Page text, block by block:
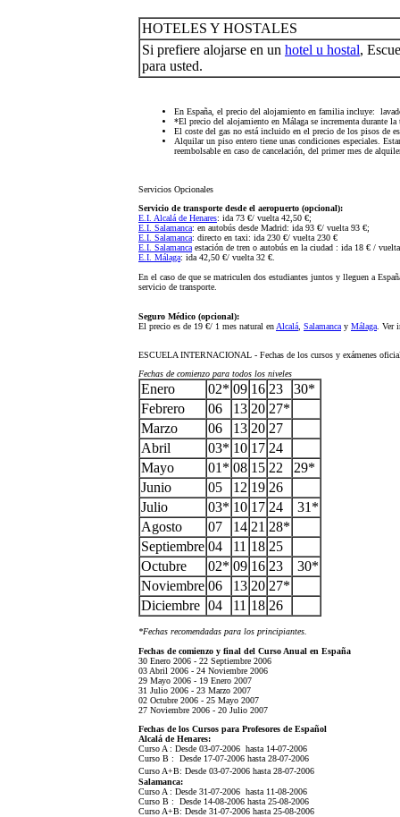
HOTELES Y HOSTALES
Si prefiere alojarse en un hotel u hostal,
para usted.
En España, el precio del alojamiento en familia incluye:
*El precio del alojamiento en Málaga se incrementa durante
El coste del gas no está incluido en el precio de los pisos de
Alquilar un piso entero tiene unas condiciones especiales.
reembolsable en caso de cancelación, del primer mes de
Servicios Opcionales
Servicio de transporte desde el aeropuerto (opcional):
E.I. Alcalá de Henares: ida 73 €/ vuelta 42,50 €;
E.I. Salamanca: en autobús desde Madrid: ida 93 €/ vuelta 93 €;
E.I. Salamanca: directo en taxi: ida 230 €/ vuelta 230 €
E.I. Salamanca estación de tren o autobús en la ciudad : ida 18 € /
E.I. Málaga: ida 42,50 €/ vuelta 32 €.
En el caso de que se matriculen dos estudiantes juntos y lleguen a
servicio de transporte.
Seguro Médico (opcional):
El precio es de 19 €/ 1 mes natural en Alcalá Salamanca y Málaga . Ver
ESCUELA INTERNACIONAL - Fechas de los cursos y exámenes
Fechas de comienzo para todos los niveles
Enero 02* 09 16 23
30*
Febrero
06 13 20 27*
Marzo
06 13 20 27
Abril
03* 10 17 24
Mayo
01* 08 15 22
29*
Junio
05 12 19 26
Julio
03* 10 17 24
31*
Agosto
07 14 21 28*
Septiembre 04 11 18 25
Octubre
02* 09 16 23
30*
Noviembre 06 13 20 27*
Diciembre 04 11 18 26
*Fechas recomendadas para los principiantes.
Fechas de comienzo y final del Curso Anual en España
30 Enero 2006 - 22 Septiembre 2006
03 Abril 2006 - 24 Noviembre 2006
29 Mayo 2006 - 19 Enero 2007
31 Julio 2006 - 23 Marzo 2007
02 Octubre 2006 - 25 Mayo 2007
27 Noviembre 2006 - 20 Julio 2007
Fechas de los Cursos para Profesores de Español
Alcalá de Henares:
Curso A : Desde 03-07-2006 hasta 14-07-2006
Curso B : Desde 17-07-2006 hasta 28-07-2006
Curso A+B: Desde 03-07-2006 hasta 28-07-2006
Salamanca:
Curso A : Desde 31-07-2006 hasta 11-08-2006
Curso B : Desde 14-08-2006 hasta 25-08-2006
Curso A+B: Desde 31-07-2006 hasta 25-08-2006